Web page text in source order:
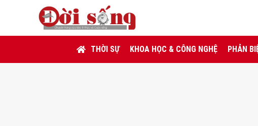
THỜI SỰ KHOA HỌC & CÔNG NGHỆ PHẢN